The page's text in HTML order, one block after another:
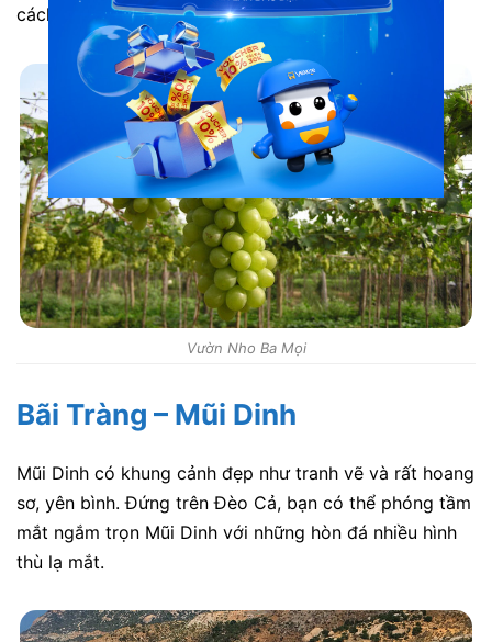
cách trồng và các sản phẩm từ nho.
Vườn Nho Ba Mọi
Bãi Tràng – Mũi Dinh
Mũi Dinh có khung cảnh đẹp như tranh vẽ và rất hoang
sơ, yên bình. Đứng trên Đèo Cả, bạn có thể phóng tầm
mắt ngắm trọn Mũi Dinh với những hòn đá nhiều hình
thù lạ mắt.